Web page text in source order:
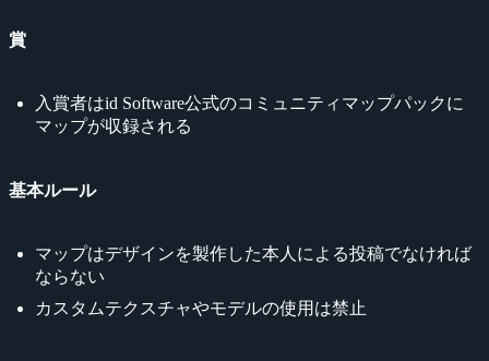
賞
入賞者はid Software公式のコミュニティマップパックに
マップが収録される
基本ルール
マップはデザインを製作した本人による投稿でなければ
ならない
カスタムテクスチャやモデルの使用は禁止